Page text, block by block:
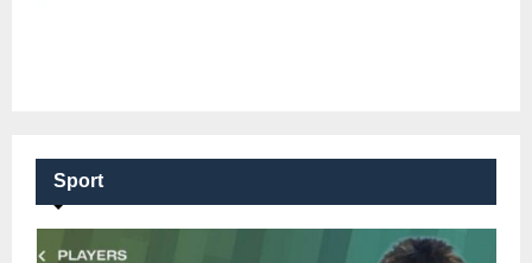
Sport